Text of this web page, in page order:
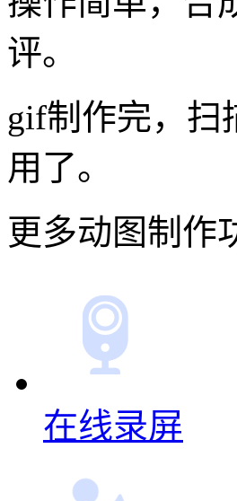
动图
简单实用上传
操作简单，合
评。
gif制作完，
用了。
更多动图制作